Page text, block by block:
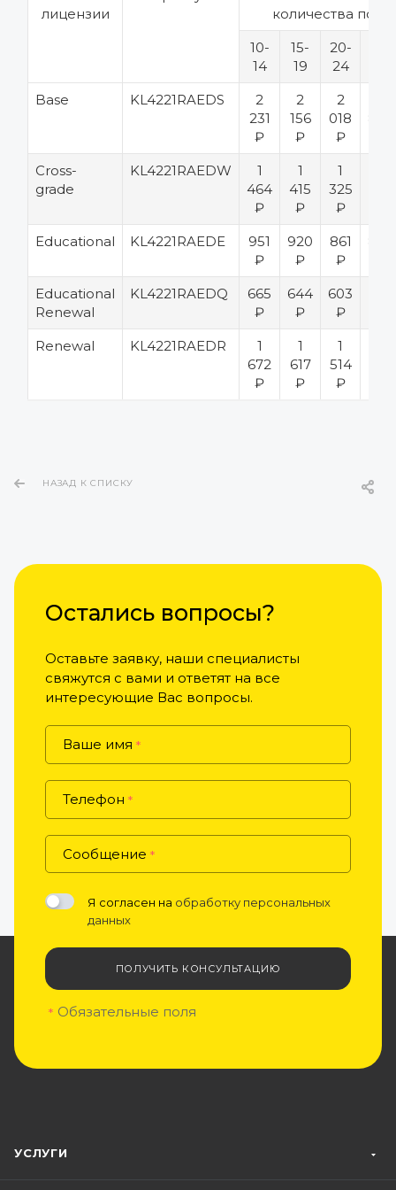
лицензии
количества
10-
14
15-
19
20-
24
Base
KL4221RAEDS
2
231
₽
2
156
₽
2
018
₽
Cross-
grade
KL4221RAEDW
1
464
₽
1
415
₽
1
325
₽
Educational
KL4221RAEDE
951
₽
920
₽
861
₽
Educational
Renewal
KL4221RAEDQ
665
₽
644
₽
603
₽
Renewal
KL4221RAEDR
1
672
₽
1
617
₽
1
514
₽
НАЗАД К СПИСКУ
Остались вопросы?
Оставьте заявку, наши специалисты
свяжутся с вами и ответят на все
интересующие Вас вопросы.
Ваше имя *
Телефон *
Сообщение *
Я согласен на обработку персональных
данных
ПОЛУЧИТЬ КОНСУЛЬТАЦИЮ
* Обязательные поля
УСЛУГИ